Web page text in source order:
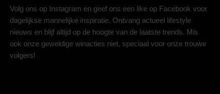
Volg ons op Instagram en geef ons een like op Facebook voor
dagelijkse mannelijke inspiratie. Ontvang actueel lifestyle
nieuws en blijf altijd op de hoogte van de laatste trends. Mis
ook onze geweldige winacties niet, speciaal voor onze trouwe
volgers!